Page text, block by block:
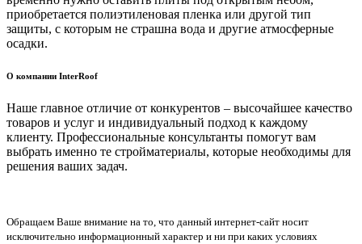
приобретается полиэтиленовая пленка или другой тип
защиты, с которым не страшна вода и другие атмосферные
осадки.
О компании InterRoof
Наше главное отличие от конкурентов – высочайшее качество
товаров и услуг и индивидуальный подход к каждому
клиенту. Профессиональные консультанты помогут вам
выбрать именно те стройматериалы, которые необходимы для
решения ваших задач.
Обращаем Ваше внимание на то, что данный интернет-сайт носит
исключительно информационный характер и ни при каких условиях